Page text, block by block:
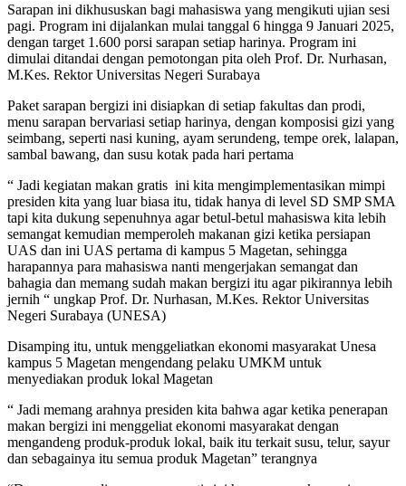
Sarapan ini dikhususkan bagi mahasiswa yang mengikuti ujian sesi
pagi. Program ini dijalankan mulai tanggal 6 hingga 9 Januari 2025,
dengan target 1.600 porsi sarapan setiap harinya. Program ini
dimulai ditandai dengan pemotongan pita oleh Prof. Dr. Nurhasan,
M.Kes. Rektor Universitas Negeri Surabaya
Paket sarapan bergizi ini disiapkan di setiap fakultas dan prodi,
menu sarapan bervariasi setiap harinya, dengan komposisi gizi yang
seimbang, seperti nasi kuning, ayam serundeng, tempe orek, lalapan,
sambal bawang, dan susu kotak pada hari pertama
“ Jadi kegiatan makan gratis ini kita mengimplementasikan mimpi
presiden kita yang luar biasa itu, tidak hanya di level SD SMP SMA
tapi kita dukung sepenuhnya agar betul-betul mahasiswa kita lebih
semangat kemudian memperoleh makanan gizi ketika persiapan
UAS dan ini UAS pertama di kampus 5 Magetan, sehingga
harapannya para mahasiswa nanti mengerjakan semangat dan
bahagia dan memang sudah makan bergizi itu agar pikirannya lebih
jernih “ ungkap Prof. Dr. Nurhasan, M.Kes. Rektor Universitas
Negeri Surabaya (UNESA)
Disamping itu, untuk menggeliatkan ekonomi masyarakat Unesa
kampus 5 Magetan mengendang pelaku UMKM untuk
menyediakan produk lokal Magetan
“ Jadi memang arahnya presiden kita bahwa agar ketika penerapan
makan bergizi ini menggeliat ekonomi masyarakat dengan
mengandeng produk-produk lokal, baik itu terkait susu, telur, sayur
dan sebagainya itu semua produk Magetan” terangnya